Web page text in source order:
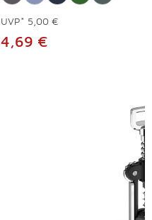
UVP* 5,00 €
4,69 €